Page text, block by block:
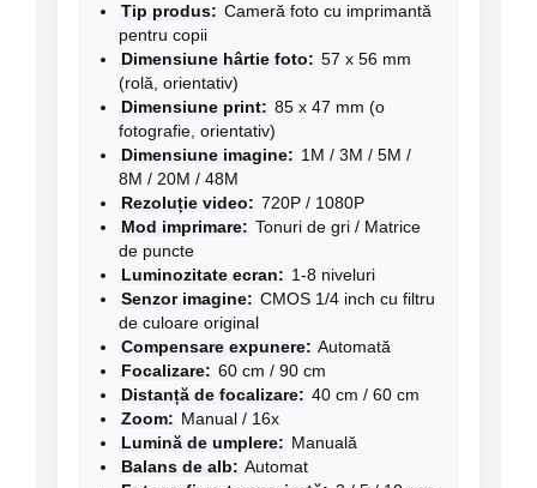
Tip produs: Cameră foto cu imprimantă
pentru copii
Dimensiune hârtie foto: 57 x 56 mm
(rolă, orientativ)
Dimensiune print: 85 x 47 mm (o
fotografie, orientativ)
Dimensiune imagine: 1M / 3M / 5M /
8M / 20M / 48M
Rezoluție video: 720P / 1080P
Mod imprimare: Tonuri de gri / Matrice
de puncte
Luminozitate ecran: 1-8 niveluri
Senzor imagine: CMOS 1/4 inch cu filtru
de culoare original
Compensare expunere: Automată
Focalizare: 60 cm / 90 cm
Distanță de focalizare: 40 cm / 60 cm
Zoom: Manual / 16x
Lumină de umplere: Manuală
Balans de alb: Automat